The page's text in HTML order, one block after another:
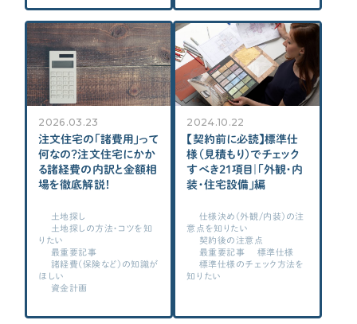
2026.03.23
注文住宅の「諸費用」って
何なの？注文住宅にかか
る諸経費の内訳と金額相
場を徹底解説！
土地探し
土地探しの方法・コツを知
りたい
最重要記事
諸経費（保険など）の知識が
ほしい
資金計画
2024.10.22
【契約前に必読】標準仕
様（見積もり）でチェック
すべき21項目｜「外観・内
装・住宅設備」編
仕様決め（外観/内装）の注
意点を知りたい
契約後の注意点
最重要記事
標準仕様
標準仕様のチェック方法を
知りたい